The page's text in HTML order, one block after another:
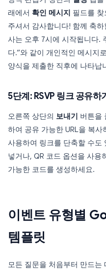
래에서 확인 메시지 필드를 찾
주셔서 감사합니다! 함께 축
사는 오후 7시에 시작됩니다.
다.”와 같이 개인적인 메시지
양식을 제출한 직후에 나타납
5단계: RSVP 링크 공유하기
오른쪽 상단의 보내기 버튼을
하여 공유 가능한 URL을 복
사용하여 링크를 단축할 수도
넣거나, QR 코드 옵션을 사용
가능한 코드를 생성하세요.
이벤트 유형별
템플릿
모든 질문을 처음부터 만드는